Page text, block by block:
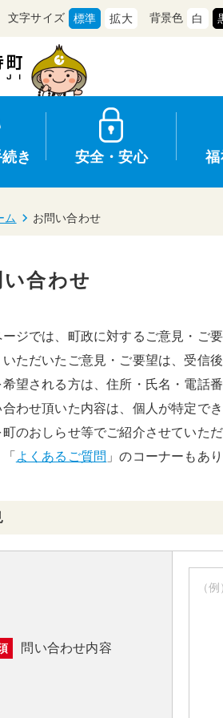
き
・下水道
・証明書 支援
安全・安心
子育て
業・漁業
募集
地方応援プロ
文字サイズ 標準 拡大 背景色 白
ム お問い合わせ
い合わせ
ージでは、町政に対するご意見・ご
いただいたご意見・ご要望は、受信
希望される方は、住所・氏名・電話
合わせ頂いた内容は、個人が特定で
のおしらせ等でご紹介させていた
よくあるご質問 」のコーナーもあ
問い合わせ内容